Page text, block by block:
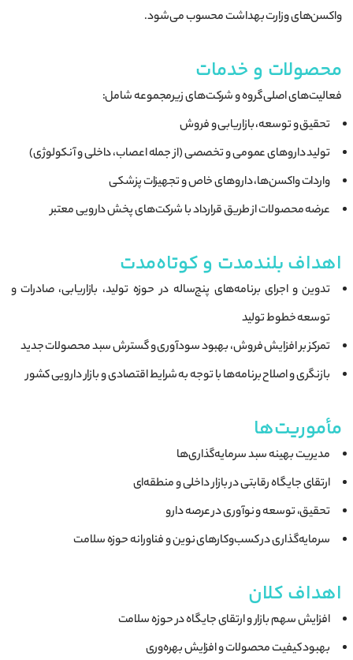
واکسن‌های وزارت بهداشت محسوب می‌شود.
محصولات و خدمات
فعالیت‌های اصلی گروه و شرکت‌های زیرمجموعه شامل:
تحقیق و توسعه، بازاریابی و فروش
تولید داروهای عمومی و تخصصی (از جمله اعصاب، داخلی و آنکولوژی)
واردات واکسن‌ها، داروهای خاص و تجهیزات پزشکی
عرضه محصولات از طریق قرارداد با شرکت‌های پخش دارویی معتبر
اهداف بلندمدت و کوتاه‌مدت
تدوین و اجرای برنامه‌های پنج‌ساله در حوزه تولید، بازاریابی، صادرات و
توسعه خطوط تولید
تمرکز بر افزایش فروش، بهبود سودآوری و گسترش سبد محصولات جدید
بازنگری و اصلاح برنامه‌ها با توجه به شرایط اقتصادی و بازار دارویی کشور
مأموریت‌ها
مدیریت بهینه سبد سرمایه‌گذاری‌ها
ارتقای جایگاه رقابتی در بازار داخلی و منطقه‌ای
تحقیق، توسعه و نوآوری در عرصه دارو
سرمایه‌گذاری در کسب‌وکارهای نوین و فناورانه حوزه سلامت
اهداف کلان
افزایش سهم بازار و ارتقای جایگاه در حوزه سلامت
بهبود کیفیت محصولات و افزایش بهره‌وری